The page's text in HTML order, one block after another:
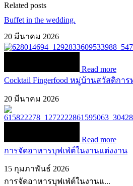
Related posts
Buffet in the wedding.
20 มีนาคม 2026
Read more
Cocktail Fingerfood หมู่บ้านสวัสดิกา
20 มีนาคม 2026
Read more
การจัดอาหารบุฟเฟ่ต์ในงานแต่งงาน
15 กุมภาพันธ์ 2026
การจัดอาหารบุฟเฟ่ต์ในงานแ...